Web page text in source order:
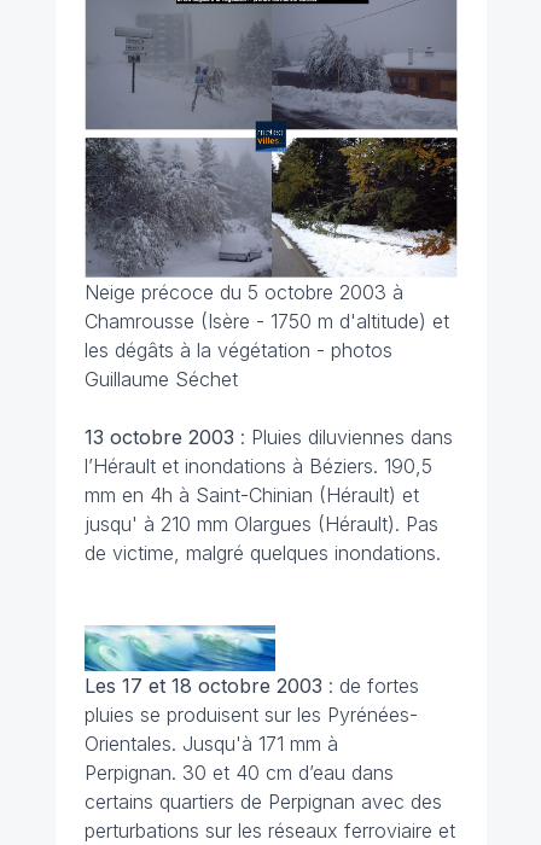
Neige précoce du 5 octobre 2003 à
Chamrousse (Isère - 1750 m d'altitude) et
les dégâts à la végétation - photos
Guillaume Séchet
13 octobre 2003 : Pluies diluviennes dans
l’Hérault et inondations à Béziers. 190,5
mm en 4h à Saint-Chinian (Hérault) et
jusqu' à 210 mm Olargues (Hérault). Pas
de victime, malgré quelques inondations.
Les 17 et 18 octobre 2003 : de fortes
pluies se produisent sur les Pyrénées-
Orientales. Jusqu'à 171 mm à
Perpignan. 30 et 40 cm d’eau dans
certains quartiers de Perpignan avec des
perturbations sur les réseaux ferroviaire et